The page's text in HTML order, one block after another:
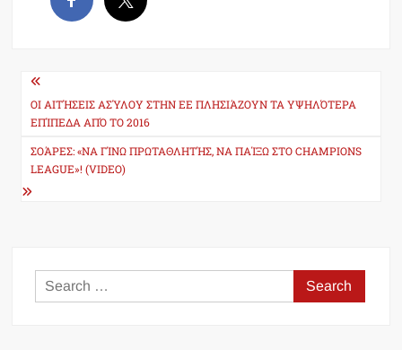
Post
navigation
ΟΙ ΑΙΤΉΣΕΙΣ ΑΣΎΛΟΥ ΣΤΗΝ ΕΕ ΠΛΗΣΙΆΖΟΥΝ ΤΑ ΥΨΗΛΌΤΕΡΑ
ΕΠΊΠΕΔΑ ΑΠΌ ΤΟ 2016
ΣΟΆΡΕΣ: «ΝΑ ΓΊΝΩ ΠΡΩΤΑΘΛΗΤΉΣ, ΝΑ ΠΑΊΞΩ ΣΤΟ CHAMPIONS
LEAGUE»! (VIDEO)
Search
for: